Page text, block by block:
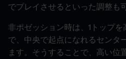
でプレイさせるといった調整も
非ポゼッション時は、1トップ
で、中央で起点になれるセンタ
ます。そうすることで、高い位